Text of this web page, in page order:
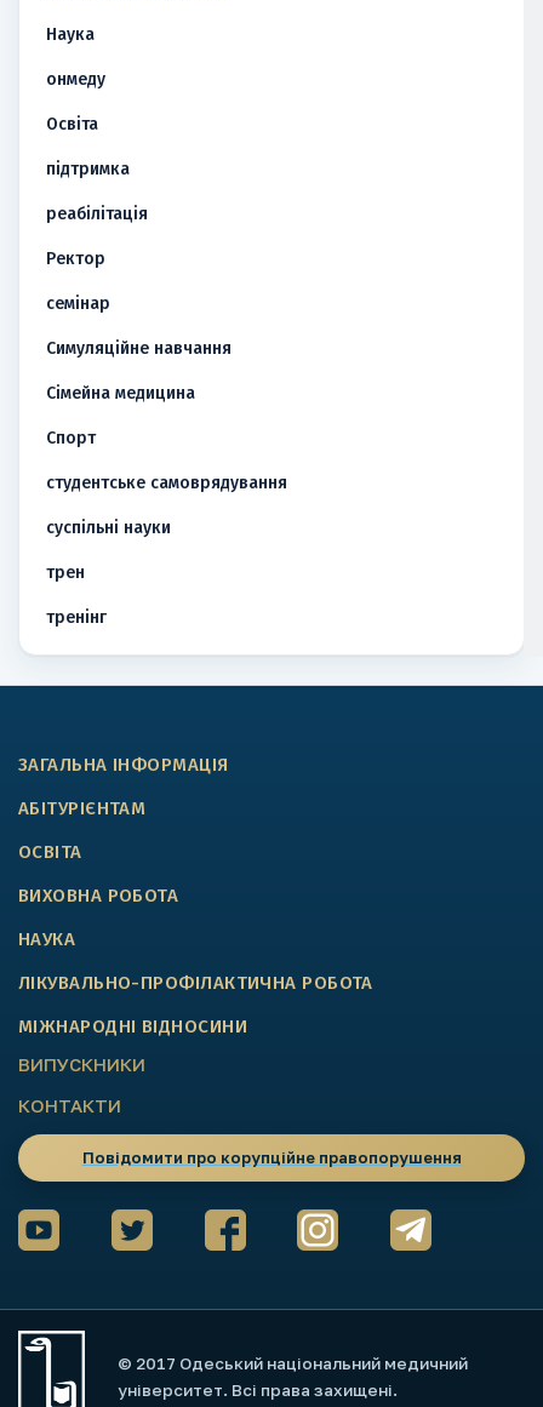
Наука
онмеду
Освіта
підтримка
реабілітація
Ректор
семінар
Симуляційне навчання
Сімейна медицина
Спорт
студентське самоврядування
суспільні науки
трен
тренінг
ЗАГАЛЬНА ІНФОРМАЦІЯ
АБІТУРІЄНТАМ
ОСВІТА
ВИХОВНА РОБОТА
НАУКА
ЛІКУВАЛЬНО-ПРОФІЛАКТИЧНА РОБОТА
МІЖНАРОДНІ ВІДНОСИНИ
ВИПУСКНИКИ
КОНТАКТИ
Повідомити про корупційне правопорушення
© 2017 Одеський національний медичний
університет. Всі права захищені.